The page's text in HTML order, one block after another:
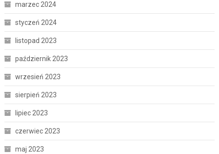
marzec 2024
styczeń 2024
listopad 2023
październik 2023
wrzesień 2023
sierpień 2023
lipiec 2023
czerwiec 2023
maj 2023